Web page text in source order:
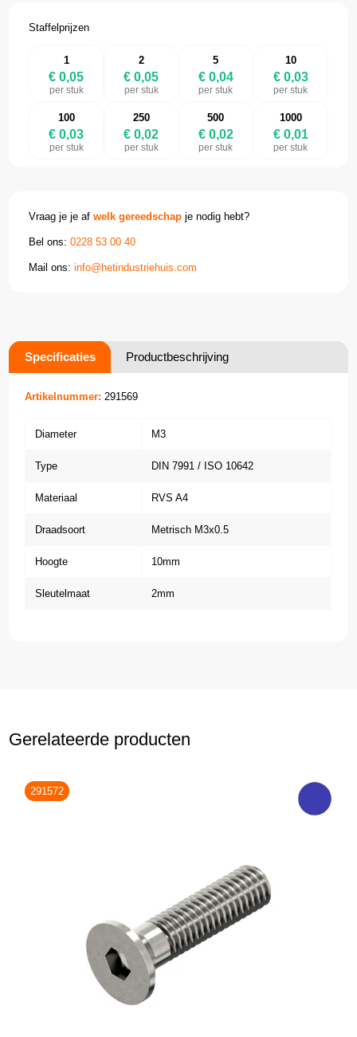
Staffelprijzen
1
€ 0,05
per stuk
2
€ 0,05
per stuk
5
€ 0,04
per stuk
10
€ 0,03
per stuk
100
€ 0,03
per stuk
250
€ 0,02
per stuk
500
€ 0,02
per stuk
1000
€ 0,01
per stuk
Vraag je je afwelk gereedschap je nodig hebt?
Bel ons:0228 53 00 40
Mail ons:info@hetindustriehuis.com
Specificaties Productbeschrijving
Artikelnummer: 291569
Diameter M3
Type DIN 7991 / ISO 10642
Materiaal RVS A4
Draadsoort Metrisch M3x0.5
Hoogte 10mm
Sleutelmaat 2mm
Gerelateerde producten
291572